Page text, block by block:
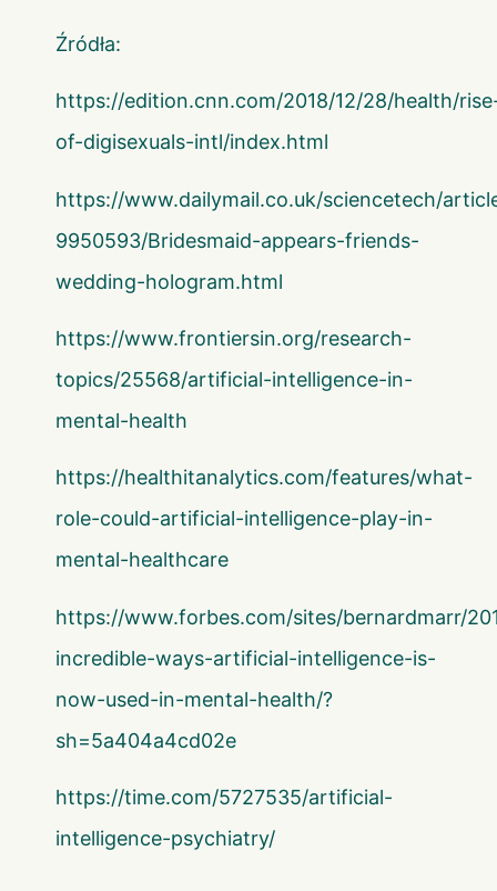
Źródła:
https://edition.cnn.com/2018/12/28/health/
of-digisexuals-intl/index.html
https://www.dailymail.co.uk/sciencetech/
9950593/Bridesmaid-appears-friends-
wedding-hologram.html
https://www.frontiersin.org/research-
topics/25568/artificial-intelligence-in-
mental-health
https://healthitanalytics.com/features/what-
role-could-artificial-intelligence-play-in-
mental-healthcare
https://www.forbes.com/sites/bernardmarr/
incredible-ways-artificial-intelligence-is-
now-used-in-mental-health/?
sh=5a404a4cd02e
https://time.com/5727535/artificial-
intelligence-psychiatry/